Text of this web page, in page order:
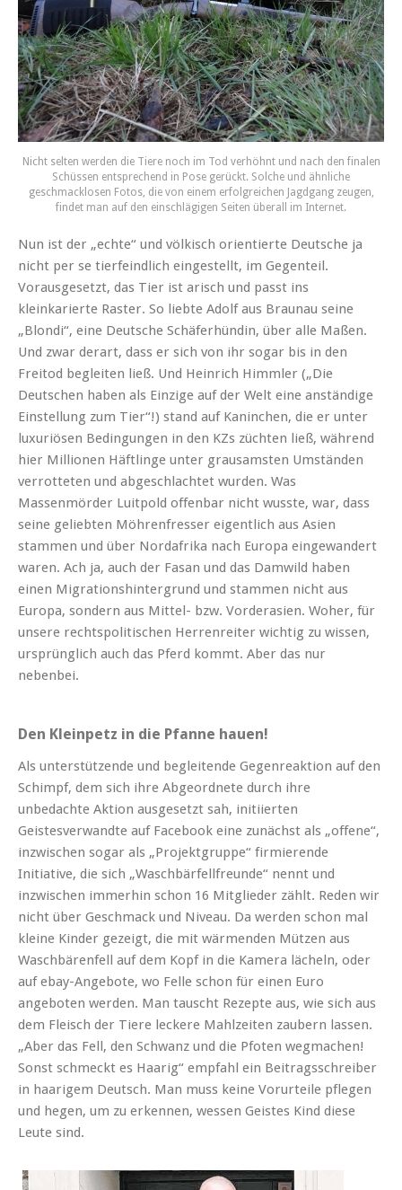
Nicht selten werden die Tiere noch im Tod verhöhnt und nach den finalen
Schüssen entsprechend in Pose gerückt. Solche und ähnliche
geschmacklosen Fotos, die von einem erfolgreichen Jagdgang zeugen,
findet man auf den einschlägigen Seiten überall im Internet.
Nun ist der „echte“ und völkisch orientierte Deutsche ja
nicht per se tierfeindlich eingestellt, im Gegenteil.
Vorausgesetzt, das Tier ist arisch und passt ins
kleinkarierte Raster. So liebte Adolf aus Braunau seine
„Blondi“, eine Deutsche Schäferhündin, über alle Maßen.
Und zwar derart, dass er sich von ihr sogar bis in den
Freitod begleiten ließ. Und Heinrich Himmler („Die
Deutschen haben als Einzige auf der Welt eine anständige
Einstellung zum Tier“!) stand auf Kaninchen, die er unter
luxuriösen Bedingungen in den KZs züchten ließ, während
hier Millionen Häftlinge unter grausamsten Umständen
verrotteten und abgeschlachtet wurden. Was
Massenmörder Luitpold offenbar nicht wusste, war, dass
seine geliebten Möhrenfresser eigentlich aus Asien
stammen und über Nordafrika nach Europa eingewandert
waren. Ach ja, auch der Fasan und das Damwild haben
einen Migrationshintergrund und stammen nicht aus
Europa, sondern aus Mittel- bzw. Vorderasien. Woher, für
unsere rechtspolitischen Herrenreiter wichtig zu wissen,
ursprünglich auch das Pferd kommt. Aber das nur
nebenbei.
Den Kleinpetz in die Pfanne hauen!
Als unterstützende und begleitende Gegenreaktion auf den
Schimpf, dem sich ihre Abgeordnete durch ihre
unbedachte Aktion ausgesetzt sah, initiierten
Geistesverwandte auf Facebook eine zunächst als „offene“,
inzwischen sogar als „Projektgruppe“ firmierende
Initiative, die sich „Waschbärfellfreunde“ nennt und
inzwischen immerhin schon 16 Mitglieder zählt. Reden wir
nicht über Geschmack und Niveau. Da werden schon mal
kleine Kinder gezeigt, die mit wärmenden Mützen aus
Waschbärenfell auf dem Kopf in die Kamera lächeln, oder
auf ebay-Angebote, wo Felle schon für einen Euro
angeboten werden. Man tauscht Rezepte aus, wie sich aus
dem Fleisch der Tiere leckere Mahlzeiten zaubern lassen.
„Aber das Fell, den Schwanz und die Pfoten wegmachen!
Sonst schmeckt es Haarig“ empfahl ein Beitragsschreiber
in haarigem Deutsch. Man muss keine Vorurteile pflegen
und hegen, um zu erkennen, wessen Geistes Kind diese
Leute sind.